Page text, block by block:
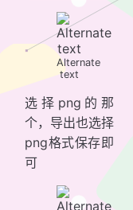
Alternate
text
选择png的那
个，导出也选择
png格式保存即
可